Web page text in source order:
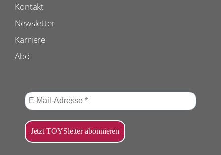
Kontakt
Newsletter
Karriere
Abo